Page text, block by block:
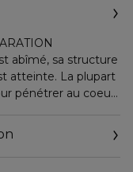
atteinte. La plupart
pénétrer au coeur
Repair
Pour la première